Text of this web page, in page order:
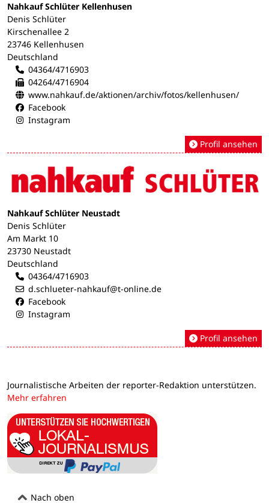
Nahkauf Schlüter Kellenhusen
Denis Schlüter
Kirschenallee 2
23746 Kellenhusen
Deutschland
04364/4716903
04264/4716904
www.nahkauf.de/aktionen/archiv/fotos/kellenhusen/
Facebook
Instagram
Profil ansehen
Nahkauf Schlüter Neustadt
Denis Schlüter
Am Markt 10
23730 Neustadt
Deutschland
04364/4716903
d.schlueter-nahkauf@t-online.de
Facebook
Instagram
Profil ansehen
Journalistische Arbeiten der reporter-Redaktion unterstützen.
Mehr erfahren
Nach oben